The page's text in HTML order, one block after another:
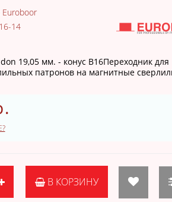
Euroboor
14
19,05 мм. - конус В16Переходник для
патронов на магнитные
В КОРЗИНУ